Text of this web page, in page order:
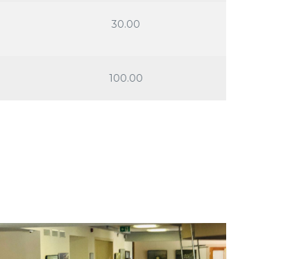
30.00
100.00